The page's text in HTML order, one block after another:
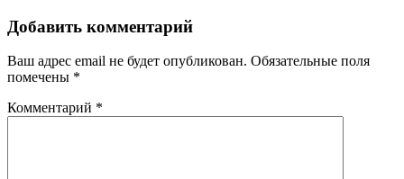
Добавить комментарий
Ваш адрес email не будет опубликован. Обязательные поля
помечены *
Комментарий *